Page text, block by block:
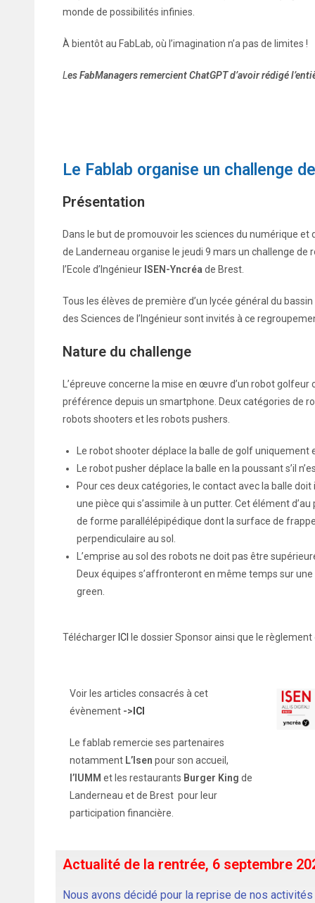
monde de possibilités infinies.
À bientôt au FabLab, où l’imagination n’a pas de limites !
Les FabManagers remercient ChatGPT d’avoir rédigé
Le Fablab organise un challenge
Présentation
Dans le but de promouvoir les sciences du numérique et
de Landerneau organise le jeudi 9 mars un challenge de
l’Ecole d’Ingénieur ISEN-Yncréa de Brest.
Tous les élèves de première d’un lycée général du
des Sciences de l’Ingénieur sont invités à ce
Nature du challenge
L’épreuve concerne la mise en œuvre d’un robot
préférence depuis un smartphone. Deux catégories de
robots shooters et les robots pushers.
Le robot shooter déplace la balle de golf uniquement
Le robot pusher déplace la balle en la poussant s’il
Pour ces deux catégories, le contact avec la balle
une pièce qui s’assimile à un putter. Cet élément
de forme parallélépipédique dont la surface de
perpendiculaire au sol.
L’emprise au sol des robots ne doit pas être
Deux équipes s’affronteront en même temps sur
green.
Télécharger ICI le dossier Sponsor ainsi que le règlement
Voir les articles consacrés à cet
évènement -> ICI
Le fablab remercie ses partenaires
notamment L’Isen pour son accueil,
l’IUMM et les restaurants Burger King de
Landerneau et de Brest pour leur
participation financière.
Actualité de la rentrée, 6 septembre
Nous avons décidé pour la reprise de nos